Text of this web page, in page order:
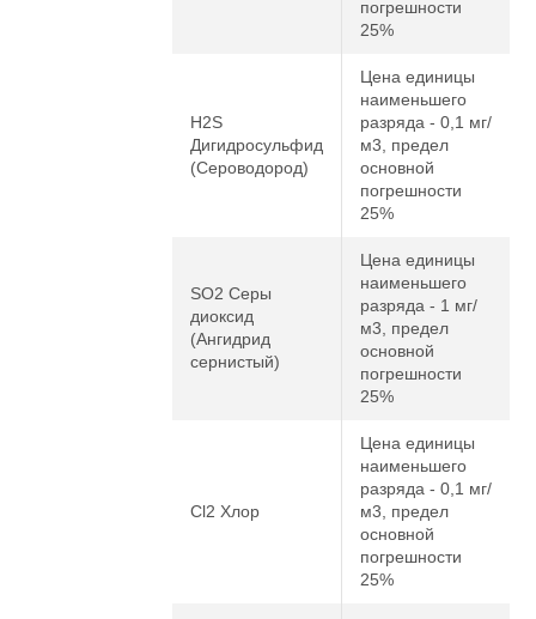
погрешности
25%
H2S
Дигидросульфид
(Сероводород)
Цена единицы
наименьшего
разряда - 0,1 мг/
м3, предел
основной
погрешности
25%
SO2 Серы
диоксид
(Ангидрид
сернистый)
Цена единицы
наименьшего
разряда - 1 мг/
м3, предел
основной
погрешности
25%
Cl2 Хлор
Цена единицы
наименьшего
разряда - 0,1 мг/
м3, предел
основной
погрешности
25%